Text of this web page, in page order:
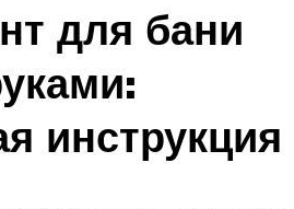
для бани
инструкция